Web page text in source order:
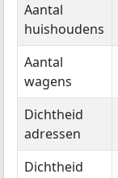
Aantal
huishoudens
Aantal
wagens
Dichtheid
adressen
Dichtheid